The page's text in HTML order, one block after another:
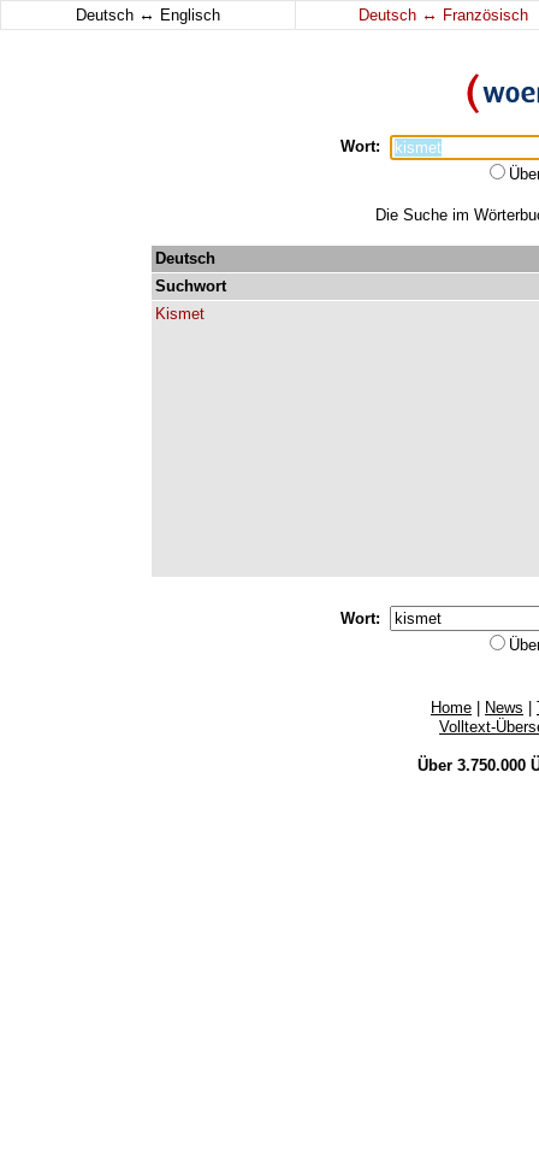
Deutsch ↔ Englisch Deutsch ↔ Französisch
Wort:
Die Suche im
Deutsch
Suchwort
Kismet
Wort:
Home News
Volltext-
Über 3.750.000